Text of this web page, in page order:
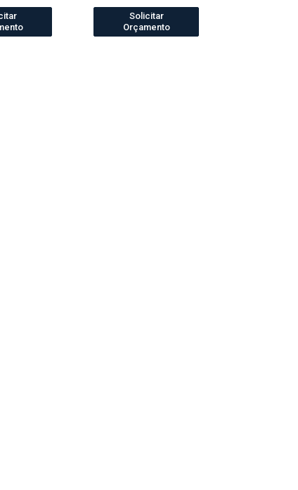
Solicitar
Orçamento